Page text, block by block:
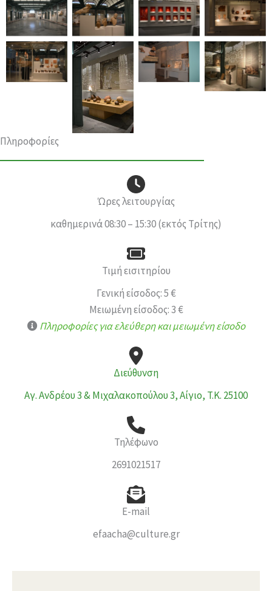
Πληροφορίες
Ώρες λειτουργίας
καθημερινά 08:30 – 15:30 (εκτός Τρίτης)
Τιμή εισιτηρίου
Γενική είσοδος: 5 €
Μειωμένη είσοδος: 3 €
Πληροφορίες για ελεύθερη και μειωμένη είσοδο
Διεύθυνση
Αγ. Ανδρέου 3 & Μιχαλακοπούλου 3, Αίγιο, T.K. 25100
Τηλέφωνο
2691021517
E-mail
efaacha@culture.gr